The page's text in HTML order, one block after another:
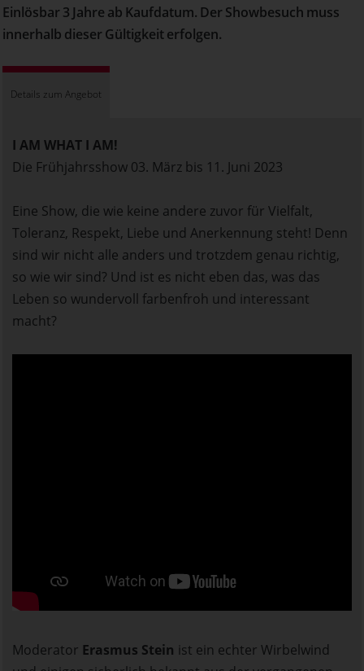
Einlösbar 3 Jahre ab Kaufdatum. Der Showbesuch muss
innerhalb dieser Gültigkeit erfolgen.
Details zum Angebot
I AM WHAT I AM!
Die Frühjahrsshow 03. März bis 11. Juni 2023
Eine Show, die wie keine andere zuvor für Vielfalt,
Toleranz, Respekt, Liebe und Anerkennung steht! Denn
sind wir nicht alle anders und trotzdem genau richtig,
so wie wir sind? Und ist es nicht eben das, was das
Leben so wundervoll farbenfroh und interessant
macht?
Moderator Erasmus Stein ist ein echter Wirbelwind